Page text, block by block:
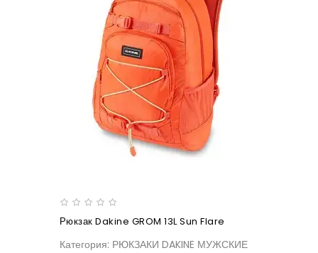
Рюкзак Dakine GROM 13L Sun Flare
Категория: РЮКЗАКИ DAKINE МУЖСКИЕ